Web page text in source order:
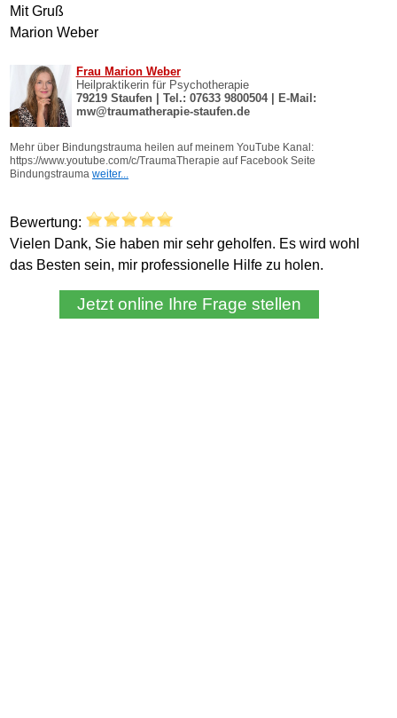
Mit Gruß
Marion Weber
Bewertung:
Vielen Dank, Sie haben mir sehr geholfen. Es wird wohl
das Besten sein, mir professionelle Hilfe zu holen.